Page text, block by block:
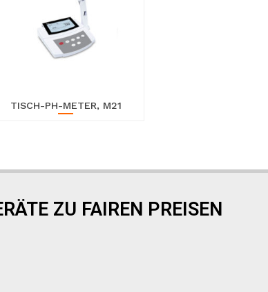
TISCH-PH-METER, M21
ZU FAIREN PREISEN